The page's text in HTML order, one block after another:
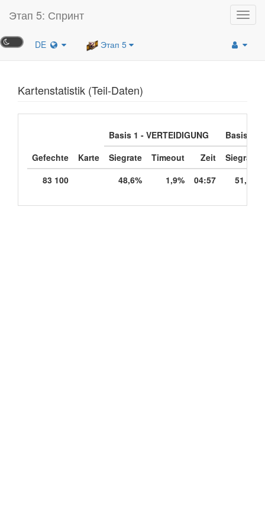
Этап 5: Спринт
DE Этап 5
Kartenstatistik (Teil-Daten)
Gefechte Karte
Basis 1 - VERTEIDIGUNG
Basis 2 -
Siegrate
Timeout Zeit
Siegrate
83 100
48,6% 1,9% 04:57 51,4%